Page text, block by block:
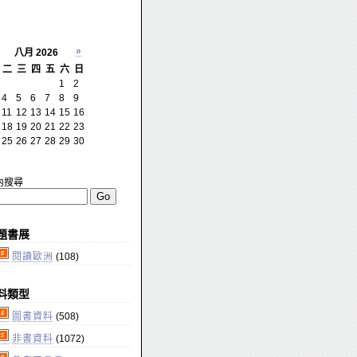
八月 2026
»
二 三 四 五 六
日
1
2
4 5 6 7 8
9
11 12 13 14 15 16
18 19 20 21 22 23
25 26 27 28 29 30
搜尋
書展
閱讀歐洲 (108)
類型
圖書資料 (508)
非書資料 (1072)